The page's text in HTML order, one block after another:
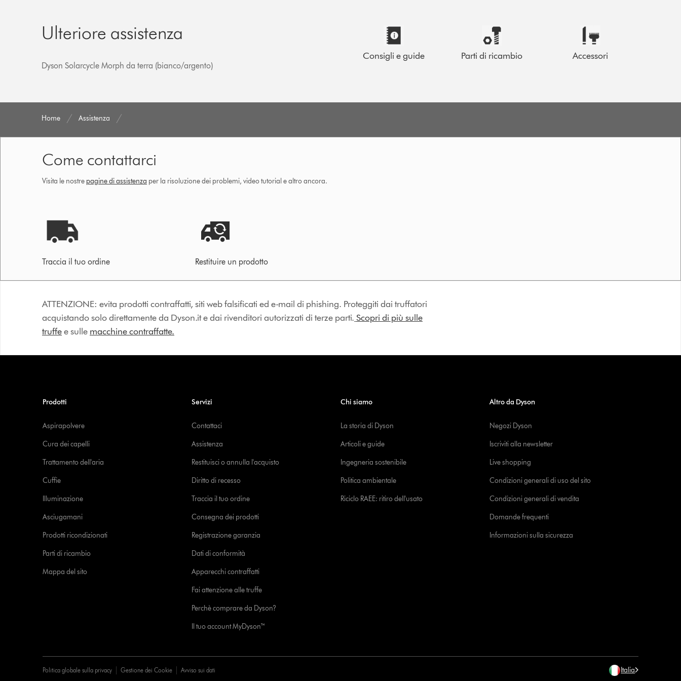
Ulteriore assistenza
Dyson Solarcycle Morph da terra (bianco/argento)
Consigli e guide Parti di ricambio Accessori
Home Assistenza
Come contattarci
Visita le nostre pagine di assistenza per la risoluzione dei problemi, video tutorial e altro ancora.
Traccia il tuo ordine Restituire un prodotto
ATTENZIONE: evita prodotti contraffatti, siti web falsificati ed e-mail di phishing. Proteggiti dai truffatori
acquistando solo direttamente da Dyson.it e dai rivenditori autorizzati di terze parti. Scopri di più sulle
truffee sulle macchine contraffatte.
Prodotti
Aspirapolvere
Cura dei capelli
Trattamento dell'aria
Cuffie
Illuminazione
Asciugamani
Prodotti ricondizionati
Parti di ricambio
Mappa del sito
Servizi
Contattaci
Assistenza
Restituisci o annulla l'acquisto
Diritto di recesso
Traccia il tuo ordine
Consegna dei prodotti
Registrazione garanzia
Dati di conformità
Apparecchi contraffatti
Fai attenzione alle truffe
Perchè comprare da Dyson?
Il tuo account MyDyson™
Chi siamo
La storia di Dyson
Articoli e guide
Ingegneria sostenibile
Politica ambientale
Riciclo RAEE: ritiro dell'usato
Altro da Dyson
Negozi Dyson
Iscriviti alla newsletter
Live shopping
Condizioni generali di uso del sito
Condizioni generali di vendita
Domande frequenti
Informazioni sulla sicurezza
Politica globale sulla privacy Gestione dei Cookie Avviso sui dati Italia